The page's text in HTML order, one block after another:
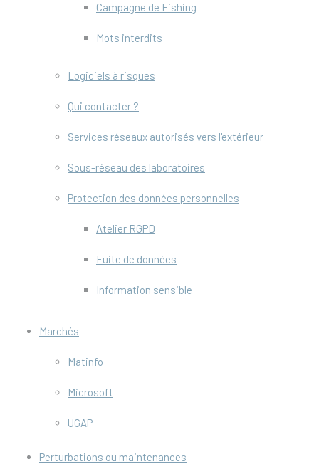
Campagne de Fishing
Mots interdits
Logiciels à risques
Qui contacter ?
Services réseaux autorisés vers l'extérieur
Sous-réseau des laboratoires
Protection des données personnelles
Atelier RGPD
Fuite de données
Information sensible
Marchés
Matinfo
Microsoft
UGAP
Perturbations ou maintenances